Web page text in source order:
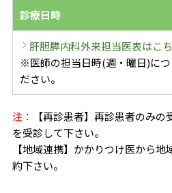
診療日時
肝胆膵内科外来担当医表はこ
※医師の担当日時(週・曜日)に
ださい。
注：
【再診患者】再診患者のみ
を受診して下さい。
【地域連携】かかりつけ医から
約下さい。